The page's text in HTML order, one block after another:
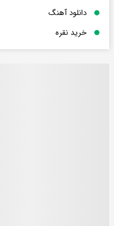
دانلود آهنگ
خرید نقره